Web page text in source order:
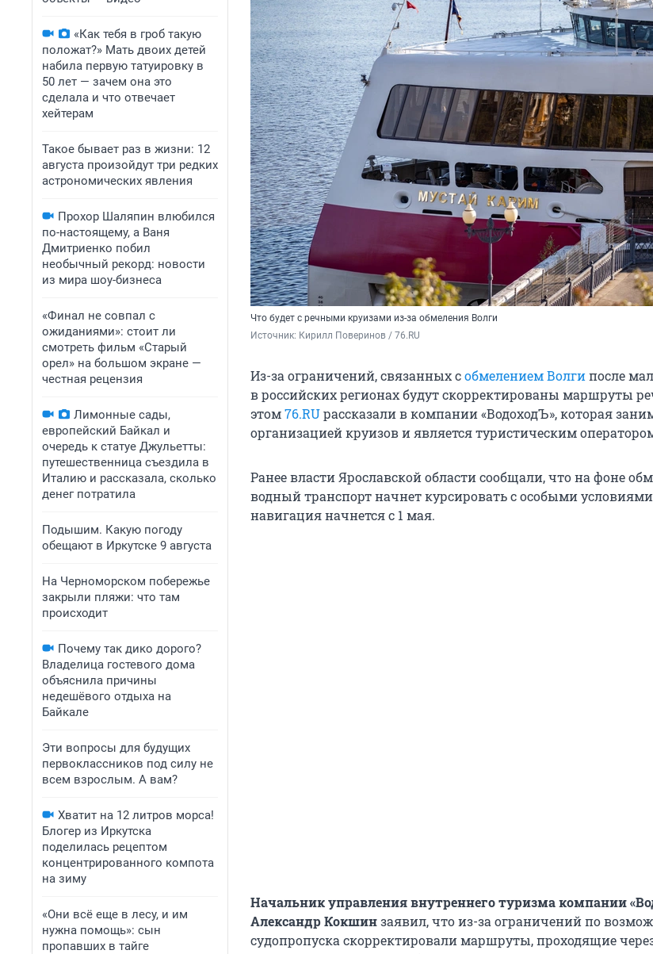
«Как тебя в гроб такую
положат?» Мать двоих детей
набила первую татуировку в
50 лет — зачем она это
сделала и что отвечает
хейтерам
Такое бывает раз в жизни: 12
августа произойдут три редких
астрономических явления
Прохор Шаляпин влюбился
по-настоящему, а Ваня
Дмитриенко побил
необычный рекорд: новости
из мира шоу-бизнеса
«Финал не совпал с
ожиданиями»: стоит ли
смотреть фильм «Старый
орел» на большом экране —
честная рецензия
Лимонные сады,
европейский Байкал и
очередь к статуе Джульетты:
путешественница съездила в
Италию и рассказала, сколько
денег потратила
Подышим. Какую погоду
обещают в Иркутске 9 августа
На Черноморском побережье
закрыли пляжи: что там
происходит
Почему так дико дорого?
Владелица гостевого дома
объяснила причины
недешёвого отдыха на
Байкале
Эти вопросы для будущих
первоклассников под силу не
всем взрослым. А вам?
Хватит на 12 литров морса!
Блогер из Иркутска
поделилась рецептом
концентрированного компота
на зиму
«Они всё еще в лесу, и им
нужна помощь»: сын
пропавших в тайге
Что будет с речными круизами из-за обмеления Волги
Источник: Кирилл Поверинов / 76.RU
Из-за ограничений, связанных собмелением Волгипосле
в российских регионах будут скорректированы маршруты
этом76.RUрассказали в компании «ВодоходЪ», которая
организацией круизов и является туристическим
Ранее власти Ярославской области сообщали, что на фоне
водный транспорт начнет курсировать с особыми
навигация начнется с 1 мая.
Начальник управления внутреннего туризма компании
Александр Кокшинзаявил, что из-за ограничений по
судопропуска скорректировали маршруты, проходящие